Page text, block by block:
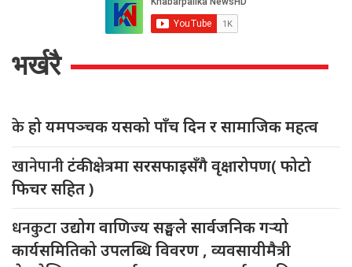
भर्खरै
केहो यमपञ्चक यसको पाँच दिन र सामाजिक महत्व
खानेपानीटंकी क्षेत्रमा सरसफाइसँगै वृक्षारोपण( फोटो
फिचर सहित )
धनकुटाउद्योग वाणिज्य सङ्घले सार्वजनिक गर्‍यो
कार्यसमितिको उपलब्धि विवरण , व्यवसायीमैत्री